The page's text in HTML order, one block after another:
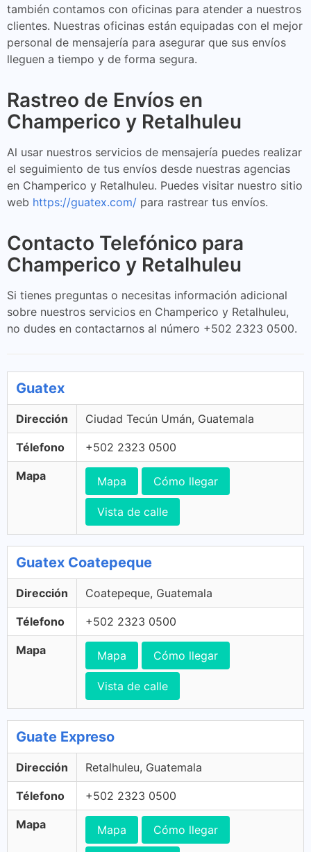
también contamos con oficinas para atender a nuestros
clientes. Nuestras oficinas están equipadas con el mejor
personal de mensajería para asegurar que sus envíos
lleguen a tiempo y de forma segura.
Rastreo de Envíos en
Champerico y Retalhuleu
Al usar nuestros servicios de mensajería puedes realizar
el seguimiento de tus envíos desde nuestras agencias
en Champerico y Retalhuleu. Puedes visitar nuestro sitio
web https://guatex.com/ para rastrear tus envíos.
Contacto Telefónico para
Champerico y Retalhuleu
Si tienes preguntas o necesitas información adicional
sobre nuestros servicios en Champerico y Retalhuleu,
no dudes en contactarnos al número +502 2323 0500.
Guatex
Dirección Ciudad Tecún Umán, Guatemala
Télefono +502 2323 0500
Mapa Mapa Cómo llegar
Vista de calle
Guatex Coatepeque
Dirección Coatepeque, Guatemala
Télefono +502 2323 0500
Mapa Mapa Cómo llegar
Vista de calle
Guate Expreso
Dirección Retalhuleu, Guatemala
Télefono +502 2323 0500
Mapa Mapa Cómo llegar